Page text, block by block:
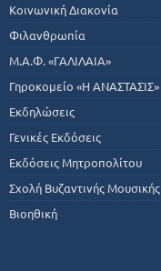
Κοινωνική Διακονία
Φιλανθρωπία
Μ.Α.Φ. «ΓΑΛΙΛΑΙΑ»
Γηροκομείο «Η ΑΝΑΣΤΑΣΙΣ»
Εκδηλώσεις
Γενικές Εκδόσεις
Εκδόσεις Μητροπολίτου
Σχολή Βυζαντινής Μουσικής
Βιοηθική